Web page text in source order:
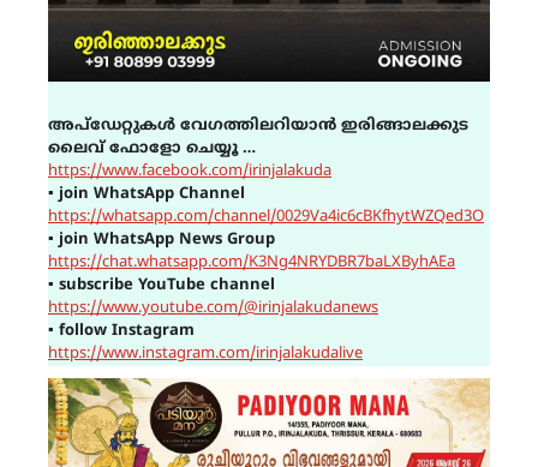
അപ്ഡേറ്റുകൾ വേഗത്തിലറിയാൻ ഇരിങ്ങാലക്കുട
ലൈവ് ഫോളോ ചെയ്യൂ …
https://www.facebook.com/irinjalakuda
▪ join WhatsApp Channel
https://whatsapp.com/channel/0029Va4ic6cBKfhytWZQed3O
▪ join WhatsApp News Group
https://chat.whatsapp.com/K3Ng4NRYDBR7baLXByhAEa
▪ subscribe YouTube channel
https://www.youtube.com/@irinjalakudanews
▪ follow Instagram
https://www.instagram.com/irinjalakudalive